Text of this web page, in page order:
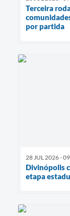
Terceira
por partida
28 JUL 2026 -
Divinópolis
etapa